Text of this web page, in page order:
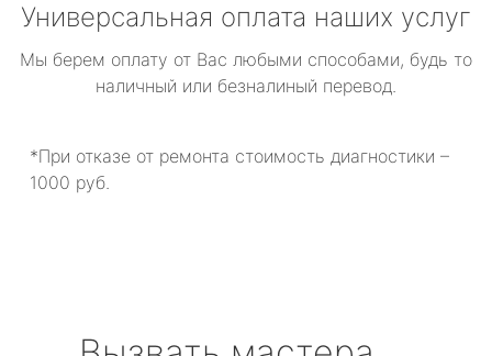
Универсальная оплата наших услуг
Мы берем оплату от Вас любыми способами, будь то
наличный или безналиный перевод.
*При отказе от ремонта стоимость диагностики –
1000 руб.